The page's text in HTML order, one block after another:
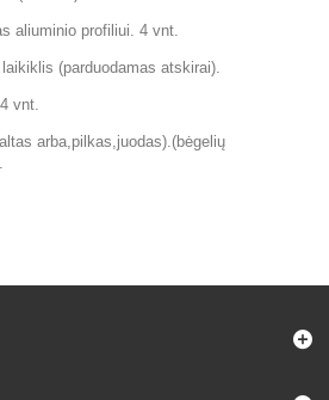
aliuminio profiliui. 4 vnt.
(parduodamas atskirai).
vnt.
arba,pilkas,juodas).(bėgelių